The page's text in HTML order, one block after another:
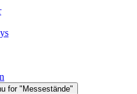
for "Messestände"